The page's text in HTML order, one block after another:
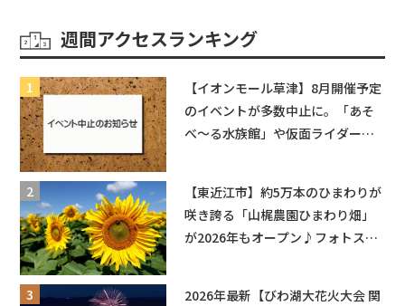
週間アクセスランキング
【イオンモール草津】8月開催予定
のイベントが多数中止に。「あそ
べ〜る水族館」や仮面ライダーシ
【東近江市】約5万本のひまわりが
咲き誇る「山梶農園ひまわり畑」
が2026年もオープン♪フォトスポ
2026年最新【びわ湖大花火大会 関